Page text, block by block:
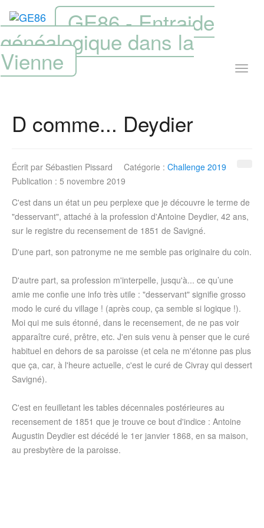
GE86 - Entraide
généalogique dans la
Vienne
D comme... Deydier
Écrit par Sébastien Pissard Catégorie : Challenge 2019
Publication : 5 novembre 2019
C'est dans un état un peu perplexe que je découvre le terme de
"desservant", attaché à la profession d'Antoine Deydier, 42 ans,
sur le registre du recensement de 1851 de Savigné.
D'une part, son patronyme ne me semble pas originaire du coin.
D'autre part, sa profession m'interpelle, jusqu'à... ce qu’une
amie me confie une info très utile : "desservant" signifie grosso
modo le curé du village ! (après coup, ça semble si logique !).
Moi qui me suis étonné, dans le recensement, de ne pas voir
apparaître curé, prêtre, etc. J'en suis venu à penser que le curé
habituel en dehors de sa paroisse (et cela ne m'étonne pas plus
que ça, car, à l'heure actuelle, c'est le curé de Civray qui dessert
Savigné).
C'est en feuilletant les tables décennales postérieures au
recensement de 1851 que je trouve ce bout d'indice : Antoine
Augustin Deydier est décédé le 1er janvier 1868, en sa maison,
au presbytère de la paroisse.